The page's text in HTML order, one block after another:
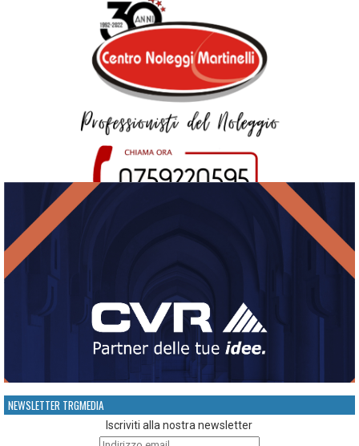
NEWSLETTER TRGMEDIA
Iscriviti alla nostra newsletter